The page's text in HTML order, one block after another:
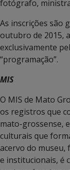
fotógrafo,
As inscrições são
outubro de 2015,
exclusivamente
“programação”.
MIS
O MIS de Mato
os registros que
mato-grossense,
culturais que
acervo do museu,
e institucionais, é